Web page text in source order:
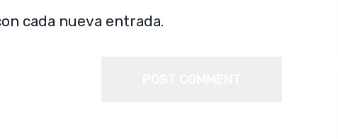
cada nueva entrada.